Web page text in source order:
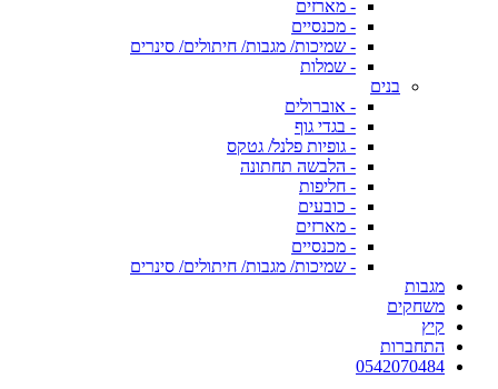
- מארזים
- מכנסיים
- שמיכות/ מגבות/ חיתולים/ סינרים
- שמלות
בנים
- אוברולים
- בגדי גוף
- גופיות פלנל/ גטקס
- הלבשה תחתונה
- חליפות
- כובעים
- מארזים
- מכנסיים
- שמיכות/ מגבות/ חיתולים/ סינרים
מגבות
משחקים
קיץ
התחברות
0542070484